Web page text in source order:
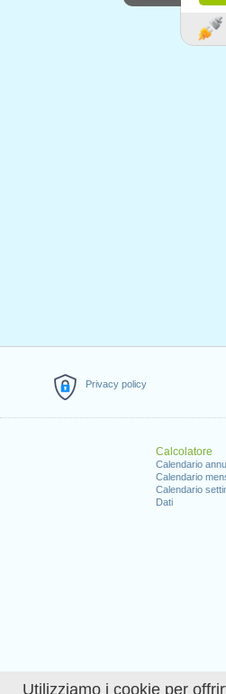
Utilizziamo i cookie per
Privacy policy
Calcolatore
Calendario
Calendario
Calendario
Dati